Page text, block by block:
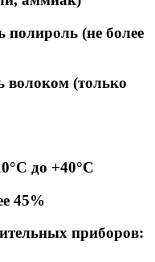
полироль (не более
волоком (только
до +40°C
45%
приборов: